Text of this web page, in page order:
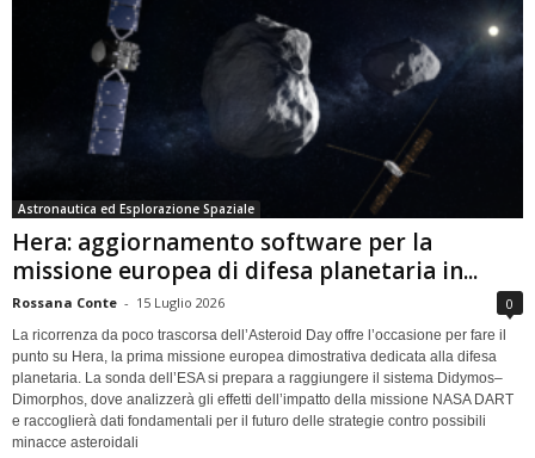
Astronautica ed Esplorazione Spaziale
Hera: aggiornamento software per la
missione europea di difesa planetaria in...
Rossana Conte - 15 Luglio 2026 0
La ricorrenza da poco trascorsa dell’Asteroid Day offre l’occasione per fare il
punto su Hera, la prima missione europea dimostrativa dedicata alla difesa
planetaria. La sonda dell’ESA si prepara a raggiungere il sistema Didymos–
Dimorphos, dove analizzerà gli effetti dell’impatto della missione NASA DART
e raccoglierà dati fondamentali per il futuro delle strategie contro possibili
minacce asteroidali